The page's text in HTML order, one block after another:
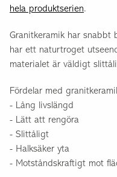
hela produktserien.
Granitkeramik har snabbt
har ett naturtroget
materialet är väldigt
Fördelar med
- Lång livslängd
- Lätt att rengöra
- Slittåligt
- Halksäker yta
- Motståndskraftigt mot